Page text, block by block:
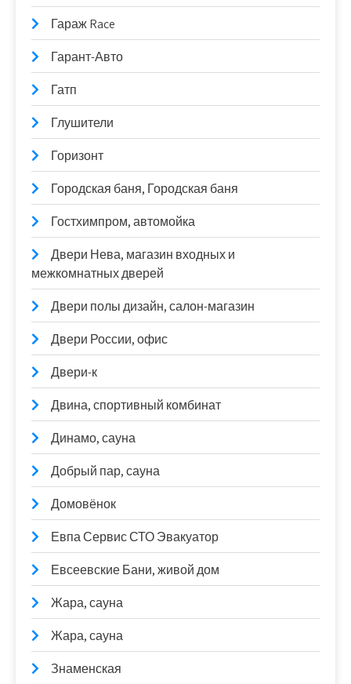
Гараж Race
Гарант-Авто
Гатп
Глушители
Горизонт
Городская баня, Городская баня
Гостхимпром, автомойка
Двери Нева, магазин входных и
межкомнатных дверей
Двери полы дизайн, салон-магазин
Двери России, офис
Двери-к
Двина, спортивный комбинат
Динамо, сауна
Добрый пар, сауна
Домовёнок
Евпа Сервис СТО Эвакуатор
Евсеевские Бани, живой дом
Жара, сауна
Жара, сауна
Знаменская